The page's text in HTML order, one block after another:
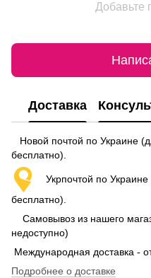
Добавьте
Доставка
Новой почтой по Украине
бесплатно).
Укрпочтой по Украине
бесплатно).
Самовывоз из нашего
недоступно)
Международная доставка -
Подробнее о доставке